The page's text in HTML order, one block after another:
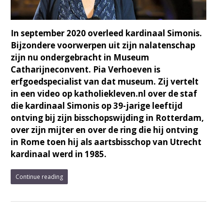
In september 2020 overleed kardinaal Simonis.
Bijzondere voorwerpen uit zijn nalatenschap
zijn nu ondergebracht in Museum
Catharijneconvent. Pia Verhoeven is
erfgoedspecialist van dat museum. Zij vertelt
in een video op katholiekleven.nl over de staf
die kardinaal Simonis op 39-jarige leeftijd
ontving bij zijn bisschopswijding in Rotterdam,
over zijn mijter en over de ring die hij ontving
in Rome toen hij als aartsbisschop van Utrecht
kardinaal werd in 1985.
Continue reading